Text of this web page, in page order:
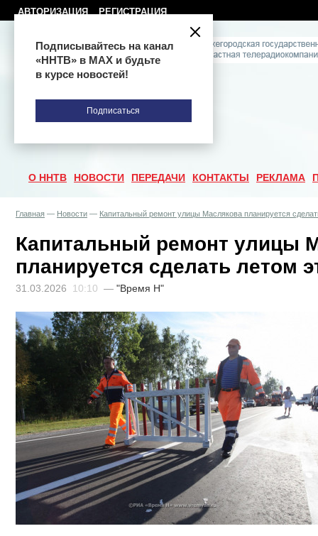
АВТОРИЗАЦИЯ РЕГИСТРАЦИЯ
О ННТВ НОВОСТИ ПЕРЕДАЧИ КОНТАКТЫ РЕКЛАМА
Главная — Новости — Капитальный ремонт улицы Маслякова планируется
Капитальный ремонт улицы
планируется сделать летом
31.03.2026 10:10 — "Время Н"
Подписывайтесь на канал
«ННТВ» в МАХ и будьте
в курсе новостей!
Подписаться